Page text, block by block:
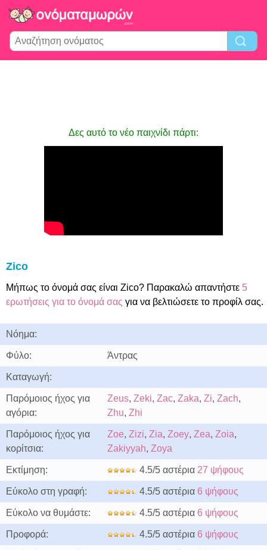
Δες αυτό το νέο παιχνίδι πάρτι:
Zico
Μήπως το όνομά σας είναι Zico? Παρακαλώ απαντήστε 5
ερωτήσεις για το όνομά σας για να βελτιώσετε το προφίλ σας.
Νόημα:
Φύλο: Άντρας
Καταγωγή:
Παρόμοιος ήχος για
αγόρια:
Zeus, Zeki, Zac, Zaka, Zi, Zach,
Zhu, Zhi
Παρόμοιος ήχος για
κορίτσια:
Zoe, Zizi, Zia, Zoey, Zea, Zoia,
Zakiyyah, Zoya
Εκτίμηση: 4.5/5 αστέρια 27 ψήφους
Εύκολο στη γραφή: 4.5/5 αστέρια 6 ψήφους
Εύκολο να θυμάστε: 4.5/5 αστέρια 6 ψήφους
Προφορά: 4.5/5 αστέρια 6 ψήφους